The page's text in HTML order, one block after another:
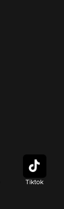
Tiktok